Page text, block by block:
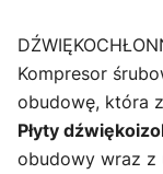
Kompresor
obudowę, która
Płyty
obudowy wraz z